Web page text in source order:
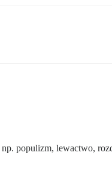
populizm, lewactwo,